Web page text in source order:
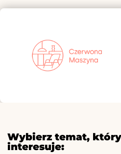
Wybierz temat,
interesuje: